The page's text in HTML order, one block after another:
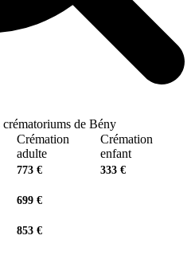
de Bény
Crémation
adulte
Crémation
enfant
773 € 333 €
699 €
853 €